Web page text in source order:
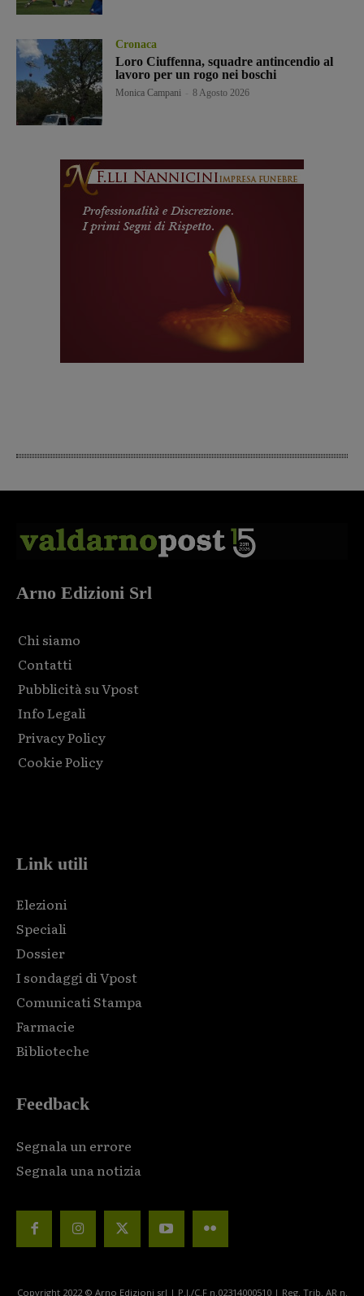
Cronaca
Loro Ciuffenna, squadre antincendio al
lavoro per un rogo nei boschi
Monica Campani 8 Agosto 2026
Arno Edizioni Srl
Chi siamo
Contatti
Pubblicità su Vpost
Info Legali
Privacy Policy
Cookie Policy
Link utili
Elezioni
Speciali
Dossier
I sondaggi di Vpost
Comunicati Stampa
Farmacie
Biblioteche
Feedback
Segnala un errore
Segnala una notizia
Copyright 2022 © Arno Edizioni srl | P.I./C.F n.02314000510 | Reg. Trib. AR n.